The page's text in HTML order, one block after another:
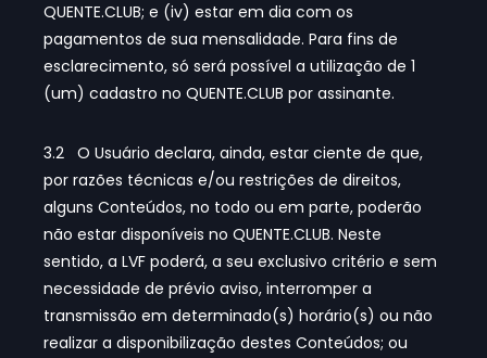
QUENTE.CLUB; e (iv) estar em dia com os
pagamentos de sua mensalidade. Para fins de
esclarecimento, só será possível a utilização de 1
(um) cadastro no QUENTE.CLUB por assinante.
3.2 O Usuário declara, ainda, estar ciente de que,
por razões técnicas e/ou restrições de direitos,
alguns Conteúdos, no todo ou em parte, poderão
não estar disponíveis no QUENTE.CLUB. Neste
sentido, a LVF poderá, a seu exclusivo critério e sem
necessidade de prévio aviso, interromper a
transmissão em determinado(s) horário(s) ou não
realizar a disponibilização destes Conteúdos; ou